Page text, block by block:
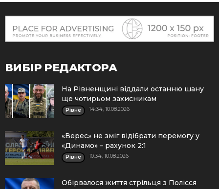
ВИБІР РЕДАКТОРА
На Рівненщині віддали останню шану
ще чотирьом захисникам
Рівне 14:34, 10.08.2026
«Верес» не зміг відібрати перемогу у
«Динамо» – рахунок 2:1
Рівне 10:34, 10.08.2026
Обірвалося життя стрільця з Полісся